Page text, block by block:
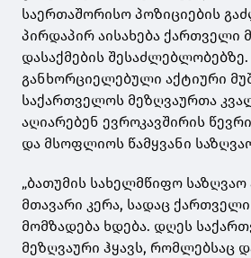
საერთაშორისო პოზიციების
პირდაპირ აისახება ქართველი
დასაქმების
განხორციელებული აქტიური
საქართველოს მეზღვაურთა
აღიარებენ ევროკავშირის
და მსოფლიოს წამყვანი
„ბათუმის სახელმწიფო საზღვაო
მთავარი კერა, სადაც
მომზადება ხდება. დღეს
მეზღვაური ჰყავს, რომლებსაც